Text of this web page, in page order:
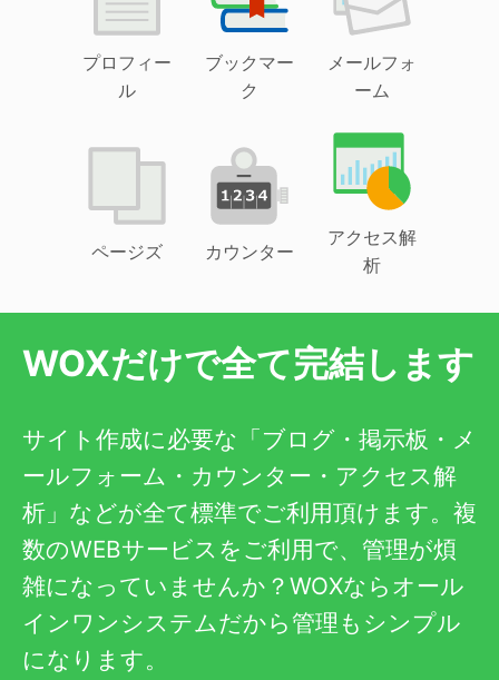
プロフィー
ル
ブックマー
ク
メールフォ
ーム
ページズ カウンター
アクセス解
析
WOXだけで全て完結します
サイト作成に必要な「ブログ・掲示板・メ
ールフォーム・カウンター・アクセス解
析」などが全て標準でご利用頂けます。複
数のWEBサービスをご利用で、管理が煩
雑になっていませんか？WOXならオール
インワンシステムだから管理もシンプル
になります。